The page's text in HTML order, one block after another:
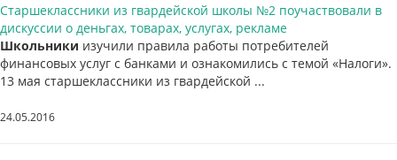
Старшеклассники из гвардейской школы №2 поучаствовали в
дискуссии о деньгах, товарах, услугах, рекламе
Школьники изучили правила работы потребителей
финансовых услуг с банками и ознакомились с темой «Налоги».
13 мая старшеклассники из гвардейской ...
24.05.2016